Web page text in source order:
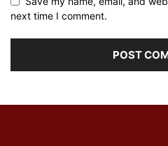
next time I comment.